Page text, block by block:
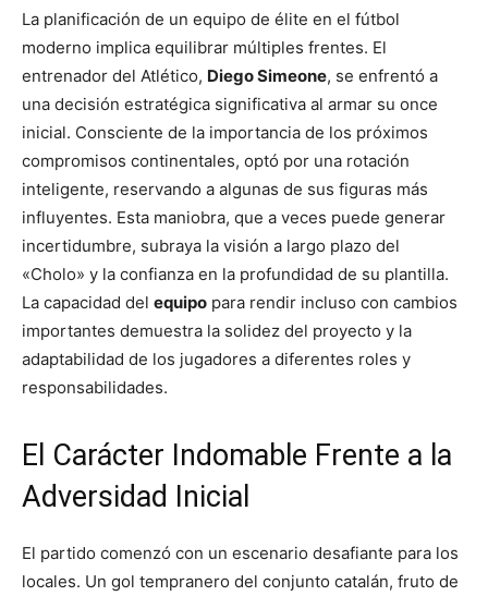
La planificación de un equipo de élite en el fútbol
moderno implica equilibrar múltiples frentes. El
entrenador del Atlético, Diego Simeone, se enfrentó a
una decisión estratégica significativa al armar su once
inicial. Consciente de la importancia de los próximos
compromisos continentales, optó por una rotación
inteligente, reservando a algunas de sus figuras más
influyentes. Esta maniobra, que a veces puede generar
incertidumbre, subraya la visión a largo plazo del
«Cholo» y la confianza en la profundidad de su plantilla.
La capacidad del equipo para rendir incluso con cambios
importantes demuestra la solidez del proyecto y la
adaptabilidad de los jugadores a diferentes roles y
responsabilidades.
El Carácter Indomable Frente a la
Adversidad Inicial
El partido comenzó con un escenario desafiante para los
locales. Un gol tempranero del conjunto catalán, fruto de